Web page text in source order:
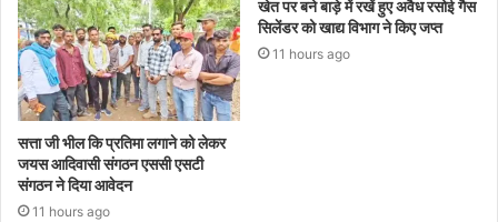
सत्ता जी भील कि प्रतिमा लगाने को लेकर
जयस आदिवासी संगठन एससी एसटी
संगठन ने दिया आवेदन
11 hours ago
खेत पर बने बाड़े में रखें हुए अवैध रसोई गैस
सिलेंडर को खाद्य विभाग ने किए जप्त
11 hours ago